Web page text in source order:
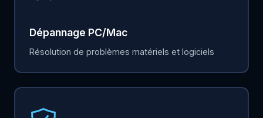
Dépannage PC/Mac
Résolution de problèmes matériels et logiciels